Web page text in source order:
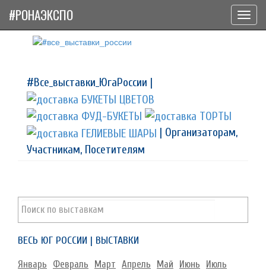
#Все_выставки_ЮгаРоссии |
| Организаторам,
Участникам, Посетителям
ВЕСЬ ЮГ РОССИИ | ВЫСТАВКИ
Январь Февраль Март Апрель Май Июнь Июль
#РОНАЭКСПО